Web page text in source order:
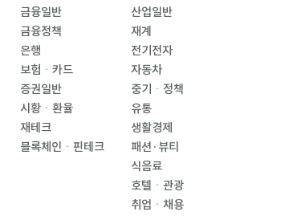
금융일반
금융정책
은행
보험ㆍ카드
증권일반
시황ㆍ환율
재테크
블록체인ㆍ핀테크
산업일반
재계
전기전자
자동차
중기ㆍ정책
유통
생활경제
패션·뷰티
식음료
호텔ㆍ관광
취업ㆍ채용